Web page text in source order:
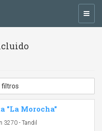
"La Morocha"
3270 - Tandil